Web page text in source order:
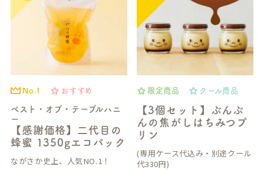
No.1 おすすめ
ベスト・オブ・テーブルハニ
ー
【感謝価格】二代目の
蜂蜜 1350gエコパック
ながさか史上、人気NO.1！
限定商品 クール商品
【3個セット】ぶんぶ
んの焦がしはちみつプ
リン
(専用ケース代込み・別途クール
代330円)